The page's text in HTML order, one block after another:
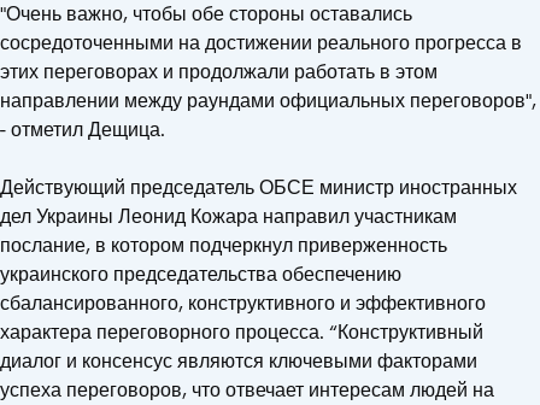
"Очень важно, чтобы обе стороны оставались
сосредоточенными на достижении реального прогресса в
этих переговорах и продолжали работать в этом
направлении между раундами официальных переговоров",
- отметил Дещица.
Действующий председатель ОБСЕ министр иностранных
дел Украины Леонид Кожара направил участникам
послание, в котором подчеркнул приверженность
украинского председательства обеспечению
сбалансированного, конструктивного и эффективного
характера переговорного процесса. “Конструктивный
диалог и консенсус являются ключевыми факторами
успеха переговоров, что отвечает интересам людей на